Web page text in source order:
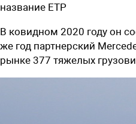
название ETP
В ковидном 2020 году он
же год партнерский
рынке 377 тяжелых